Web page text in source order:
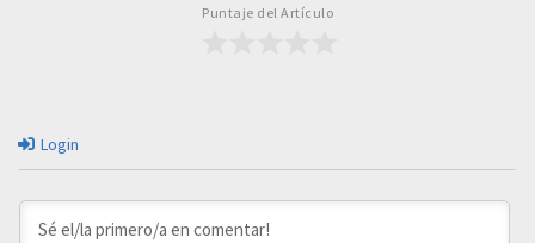
Puntaje del Artículo
Login